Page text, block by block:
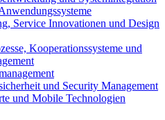
Service Innovationen und Design
Kooperationssysteme und
und Security Management
und Mobile Technologien